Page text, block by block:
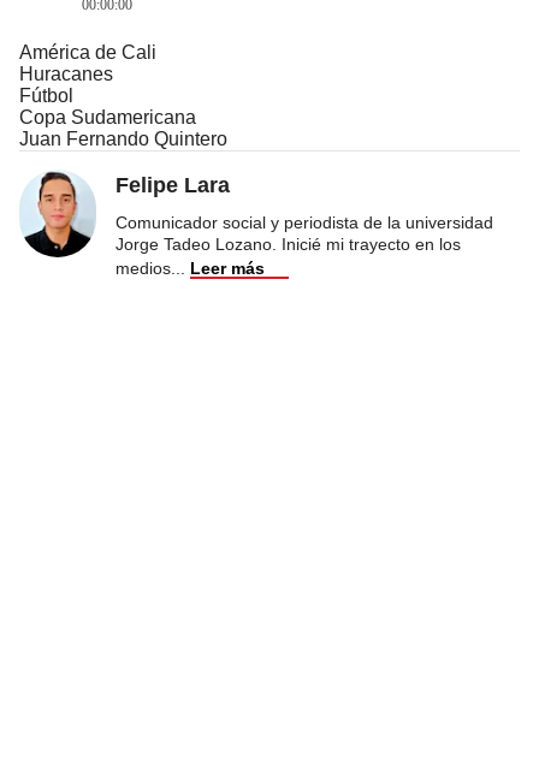
00:00:00
América de Cali
Huracanes
Fútbol
Copa Sudamericana
Juan Fernando Quintero
Felipe Lara
Comunicador social y periodista de la universidad
Jorge Tadeo Lozano. Inicié mi trayecto en los
medios
Leer más